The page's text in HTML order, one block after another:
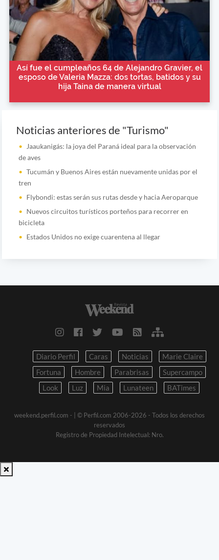
Así fue el cumpleaños 64 de Alejandro Gravier, el
esposo de Valeria Mazza: dos tortas, batidos y su
hija Taina de manera virtual
Noticias anteriores de "Turismo"
Jaaukanigás: la joya del Paraná ideal para la observación
de aves
Tucumán y Buenos Aires están nuevamente unidas por el
tren
Flybondi: estas serán sus rutas desde y hacia Aeroparque
Nuevos circuitos turísticos porteños para recorrer en
bicicleta
Estados Unidos no exige cuarentena al llegar
Diario Perfil Caras Noticias
Marie Claire
Fortuna
Hombre Parabrisas
Supercampo
Look
Luz Mia Lunateen BATimes
weekend.perfil.com -
| © Perfil.com 2006-2026 - Todos los derechos
reservados
Registro de Propiedad Intelectual: Nro.